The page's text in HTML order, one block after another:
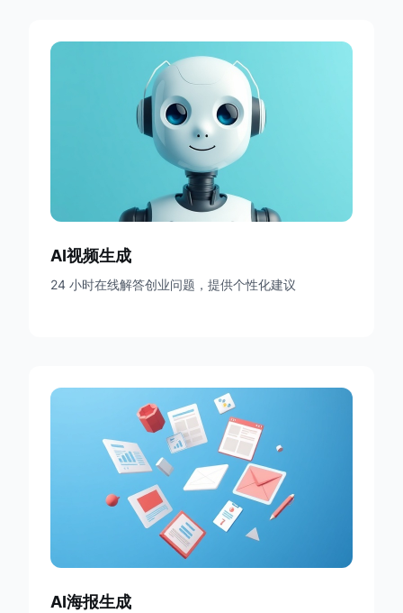
AI视频生成
24 小时在线解答创业问题，提供个性化建议
AI海报生成